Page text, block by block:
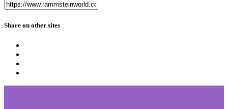
Share on other sites